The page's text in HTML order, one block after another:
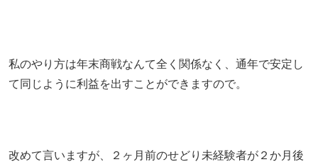
私のやり方は年末商戦なんて全く関係なく、通年で安定し
て同じように利益を出すことができますので。
改めて言いますが、２ヶ月前のせどり未経験者が２か月後